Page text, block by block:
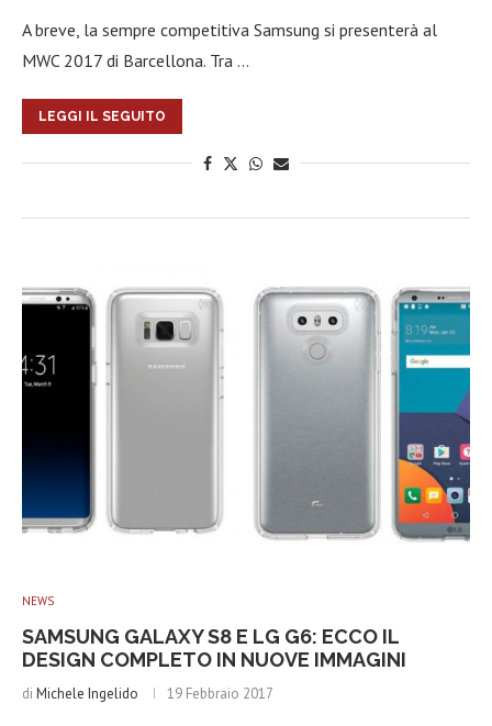
A breve, la sempre competitiva Samsung si presenterà al
MWC 2017 di Barcellona. Tra …
LEGGI IL SEGUITO
NEWS
SAMSUNG GALAXY S8 E LG G6: ECCO IL
DESIGN COMPLETO IN NUOVE IMMAGINI
di Michele Ingelido 19 Febbraio 2017